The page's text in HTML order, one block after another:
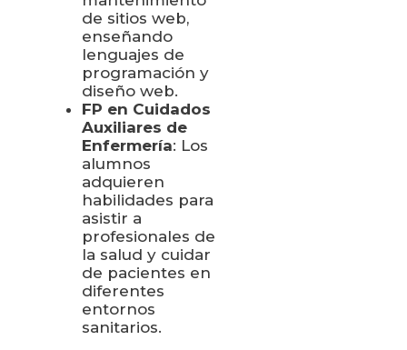
de sitios web,
enseñando
lenguajes de
programación y
diseño web.
FP en Cuidados
Auxiliares de
Enfermería: Los
alumnos
adquieren
habilidades para
asistir a
profesionales de
la salud y cuidar
de pacientes en
diferentes
entornos
sanitarios.